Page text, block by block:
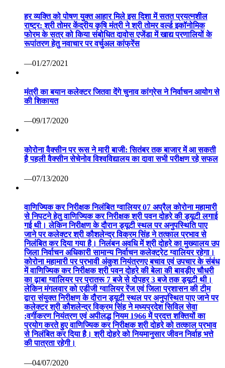
हर व्यक्ति को पोषण युक्त आहार मिले इस दिशा में सतत प्रयत्नशील
राष्ट्र: श्री तोमर केंद्रीय कृषि मंत्री ने श्री तोमर वर्ल्ड इकॉनोमिक
फोरम के सत्र को किया संबोधित दावोस एजेंडा में खाद्य प्रणालियों के
रूपांतरण हेतु नवाचार पर वर्चुअल कांफ्रेंस
—01/27/2021
मंत्री का बयान कलेक्टर जितवा देंगे चुनाव कांग्रेस ने निर्वाचन आयोग से
की शिकायत
—09/17/2020
कोरोना वैक्सीन पर रूस ने मारी बाजी: सितंबर तक बाजार में आ सकती
है पहली वैक्सीन सेचेनोव विश्वविद्यालय का दावा सभी परीक्षण रहे सफल
—07/13/2020
वाणिज्यिक कर निरीक्षक निलंबित ग्वालियर 07 अप्रैल कोरोना महामारी
से निपटने हेतु वाणिज्यिक कर निरीक्षक श्री पवन दोहरे की ड्यूटी लगाई
गई थी। लेकिन निरीक्षण के दौरान ड्यूटी स्थल पर अनुपस्थिति पाए
जाने पर कलेक्टर श्री कौशलेन्द्र विक्रम सिंह ने तत्काल प्रभाव से
निलंबित कर दिया गया है। निलंबन अवधि में श्री दोहरे का मुख्यालय उप
जिला निर्वाचन अधिकारी सामान्य निर्वाचन कलेक्ट्रेट ग्वालियर रहेगा।
कोरोना महामारी पर प्रभावी अंकुश नियंत्रणए बचाव एवं उपचार के संबंध
में वाणिज्यिक कर निरीक्षक श्री पवन दोहरे की बेला की बावड़ीए चौधरी
का ढ़ाबा ग्वालियर पर प्रातरू 7 बजे से दोपहर 3 बजे तक ड्यूटी थी।
लेकिन मंगलवार को एडीजी ग्वालियर रेंज एवं जिला प्रशासन की टीम
द्वारा संयुक्त निरीक्षण के दौरान ड्यूटी स्थल पर अनुपस्थित पाए जाने पर
कलेक्टर श्री कौशलेन्द्र विक्रम सिंह ने मध्यप्रदेश सिविल सेवा
;वर्गीकरण नियंत्रण एवं अपीलद्ध नियम 1966 में प्रदत्त शक्तियों का
प्रयोग करते हुए वाणिज्यिक कर निरीक्षक श्री दोहरे को तत्काल प्रभाव
से निलंबित कर दिया है। श्री दोहरे को नियमानुसार जीवन निर्वाह भत्ते
की पात्रता रहेगी।
—04/07/2020